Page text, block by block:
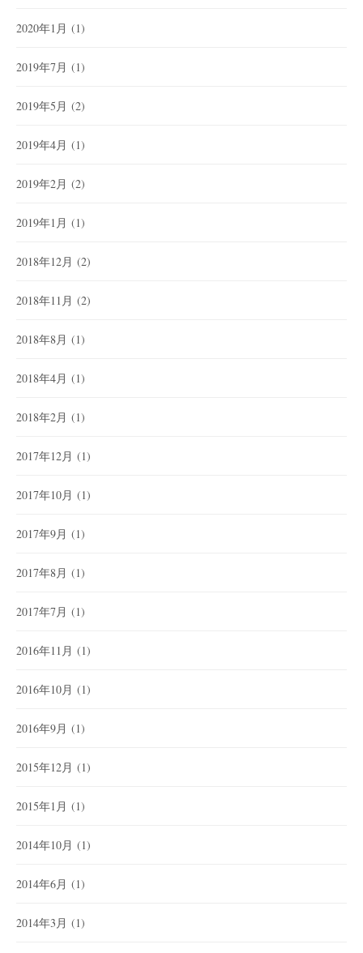
2020年1月 (1)
2019年7月 (1)
2019年5月 (2)
2019年4月 (1)
2019年2月 (2)
2019年1月 (1)
2018年12月 (2)
2018年11月 (2)
2018年8月 (1)
2018年4月 (1)
2018年2月 (1)
2017年12月 (1)
2017年10月 (1)
2017年9月 (1)
2017年8月 (1)
2017年7月 (1)
2016年11月 (1)
2016年10月 (1)
2016年9月 (1)
2015年12月 (1)
2015年1月 (1)
2014年10月 (1)
2014年6月 (1)
2014年3月 (1)